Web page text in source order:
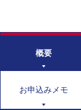
概要
お申込みメモ